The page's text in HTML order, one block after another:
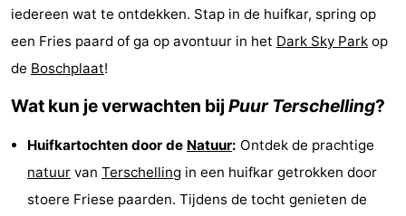
Terschelling
Strandappartementen
West
Terschelling
-
Tjermelân
Bed
(&
breakfasts)
Campings
Hotels
iedereen wat te ontdekken. Stap in de huifkar, spring op
een Fries paard of ga op avontuur in het Dark Sky Park op
de Boschplaat!
Wat kun je verwachten bij Puur Terschelling?
Huifkartochten door de Natuur: Ontdek de prachtige
natuur van Terschelling in een huifkar getrokken door
stoere Friese paarden. Tijdens de tocht genieten de